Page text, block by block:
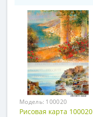
Модель: 100020
Рисовая карта 100020